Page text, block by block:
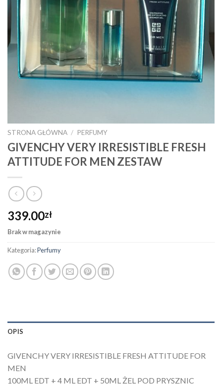
STRONA GŁÓWNA / PERFUMY
GIVENCHY VERY IRRESISTIBLE FRESH
ATTITUDE FOR MEN ZESTAW
339.00zł
Brak w magazynie
Kategoria:Perfumy
OPIS
GIVENCHY VERY IRRESISTIBLE FRESH ATTITUDE FOR
MEN
100ML EDT + 4 ML EDT + 50ML ŻEL POD PRYSZNIC